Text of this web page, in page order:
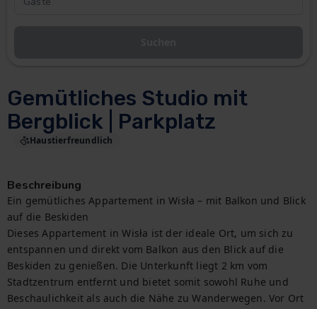
Gemütliches Studio mit
Bergblick | Parkplatz
Haustierfreundlich
Beschreibung
Ein gemütliches Appartement in Wisła – mit Balkon und Blick
auf die Beskiden
Dieses Appartement in Wisła ist der ideale Ort, um sich zu
entspannen und direkt vom Balkon aus den Blick auf die
Beskiden zu genießen. Die Unterkunft liegt 2 km vom
Stadtzentrum entfernt und bietet somit sowohl Ruhe und
Beschaulichkeit als auch die Nähe zu Wanderwegen. Vor Ort